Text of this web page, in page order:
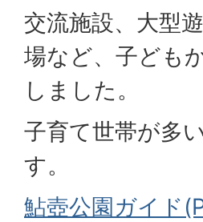
交流施設、大型
場など、子ども
しました。
子育て世帯が多
す。
鮎壺公園ガイド